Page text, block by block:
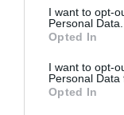
I want to opt-
Personal Data.
Opted In
I want to opt-
Personal Data
Opted In
Publicidad
2Playbook